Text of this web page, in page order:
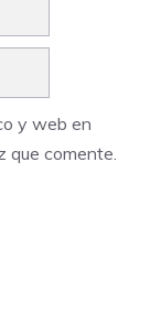
y web en
que comente.